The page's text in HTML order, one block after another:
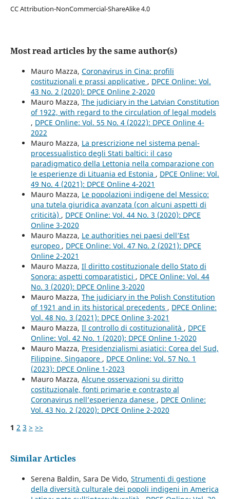
CC Attribution-NonCommercial-ShareAlike 4.0
Most read articles by the same author(s)
Mauro Mazza, Coronavirus in Cina: profili
costituzionali e prassi applicative , DPCE Online: Vol.
43 No. 2 (2020): DPCE Online 2-2020
Mauro Mazza, The judiciary in the Latvian Constitution
of 1922, with regard to the circulation of legal models
, DPCE Online: Vol. 55 No. 4 (2022): DPCE Online 4-
2022
Mauro Mazza, La prescrizione nel sistema penal-
processualistico degli Stati baltici: il caso
paradigmatico della Lettonia nella comparazione con
le esperienze di Lituania ed Estonia , DPCE Online: Vol.
49 No. 4 (2021): DPCE Online 4-2021
Mauro Mazza, Le popolazioni indigene del Messico:
una tutela giuridica avanzata (con alcuni aspetti di
criticità) , DPCE Online: Vol. 44 No. 3 (2020): DPCE
Online 3-2020
Mauro Mazza, Le authorities nei paesi dell’Est
europeo , DPCE Online: Vol. 47 No. 2 (2021): DPCE
Online 2-2021
Mauro Mazza, Il diritto costituzionale dello Stato di
Sonora: aspetti comparatistici , DPCE Online: Vol. 44
No. 3 (2020): DPCE Online 3-2020
Mauro Mazza, The judiciary in the Polish Constitution
of 1921 and in its historical precedents , DPCE Online:
Vol. 48 No. 3 (2021): DPCE Online 3-2021
Mauro Mazza, Il controllo di costituzionalità , DPCE
Online: Vol. 42 No. 1 (2020): DPCE Online 1-2020
Mauro Mazza, Presidenzialismi asiatici: Corea del Sud,
Filippine, Singapore , DPCE Online: Vol. 57 No. 1
(2023): DPCE Online 1-2023
Mauro Mazza, Alcune osservazioni su diritto
costituzionale, fonti primarie e contrasto al
Coronavirus nell’esperienza danese , DPCE Online:
Vol. 43 No. 2 (2020): DPCE Online 2-2020
1 2 3 > >>
Similar Articles
Serena Baldin, Sara De Vido, Strumenti di gestione
della diversità culturale dei popoli indigeni in America